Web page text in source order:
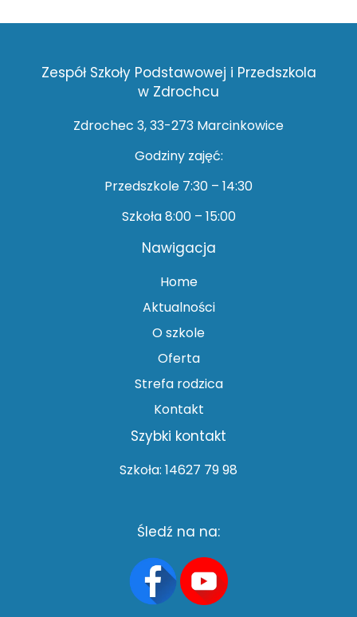
Zespół Szkoły Podstawowej i Przedszkola
w Zdrochcu
Zdrochec 3, 33-273 Marcinkowice
Godziny zajęć:
Przedszkole 7:30 – 14:30
Szkoła 8:00 – 15:00
Nawigacja
Home
Aktualności
O szkole
Oferta
Strefa rodzica
Kontakt
Szybki kontakt
Szkoła: 14627 79 98
Śledź na na: